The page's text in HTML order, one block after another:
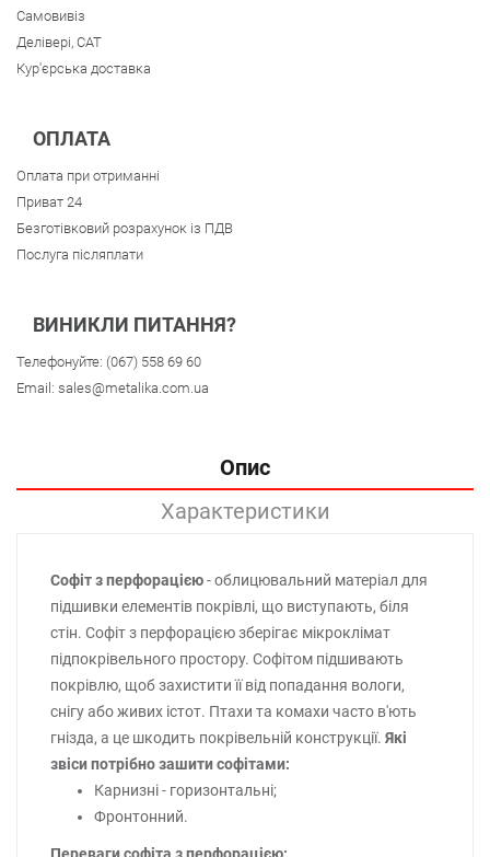
Самовивіз
Делівері, CAT
Кур'єрська доставка
ОПЛАТА
Оплата при отриманні
Приват 24
Безготівковий розрахунок із ПДВ
Послуга післяплати
ВИНИКЛИ ПИТАННЯ?
Телефонуйте: (067) 558 69 60
Email: sales@metalika.com.ua
Опис
Характеристики
Софіт з перфорацією- облицювальний матеріал для
підшивки елементів покрівлі, що виступають, біля
стін. Софіт з перфорацією зберігає мікроклімат
підпокрівельного простору. Софітом підшивають
покрівлю, щоб захистити її від попадання вологи,
снігу або живих істот. Птахи та комахи часто в'ють
гнізда, а це шкодить покрівельній конструкції. Які
звіси потрібно зашити софітами:
Карнизні - горизонтальні;
Фронтонний.